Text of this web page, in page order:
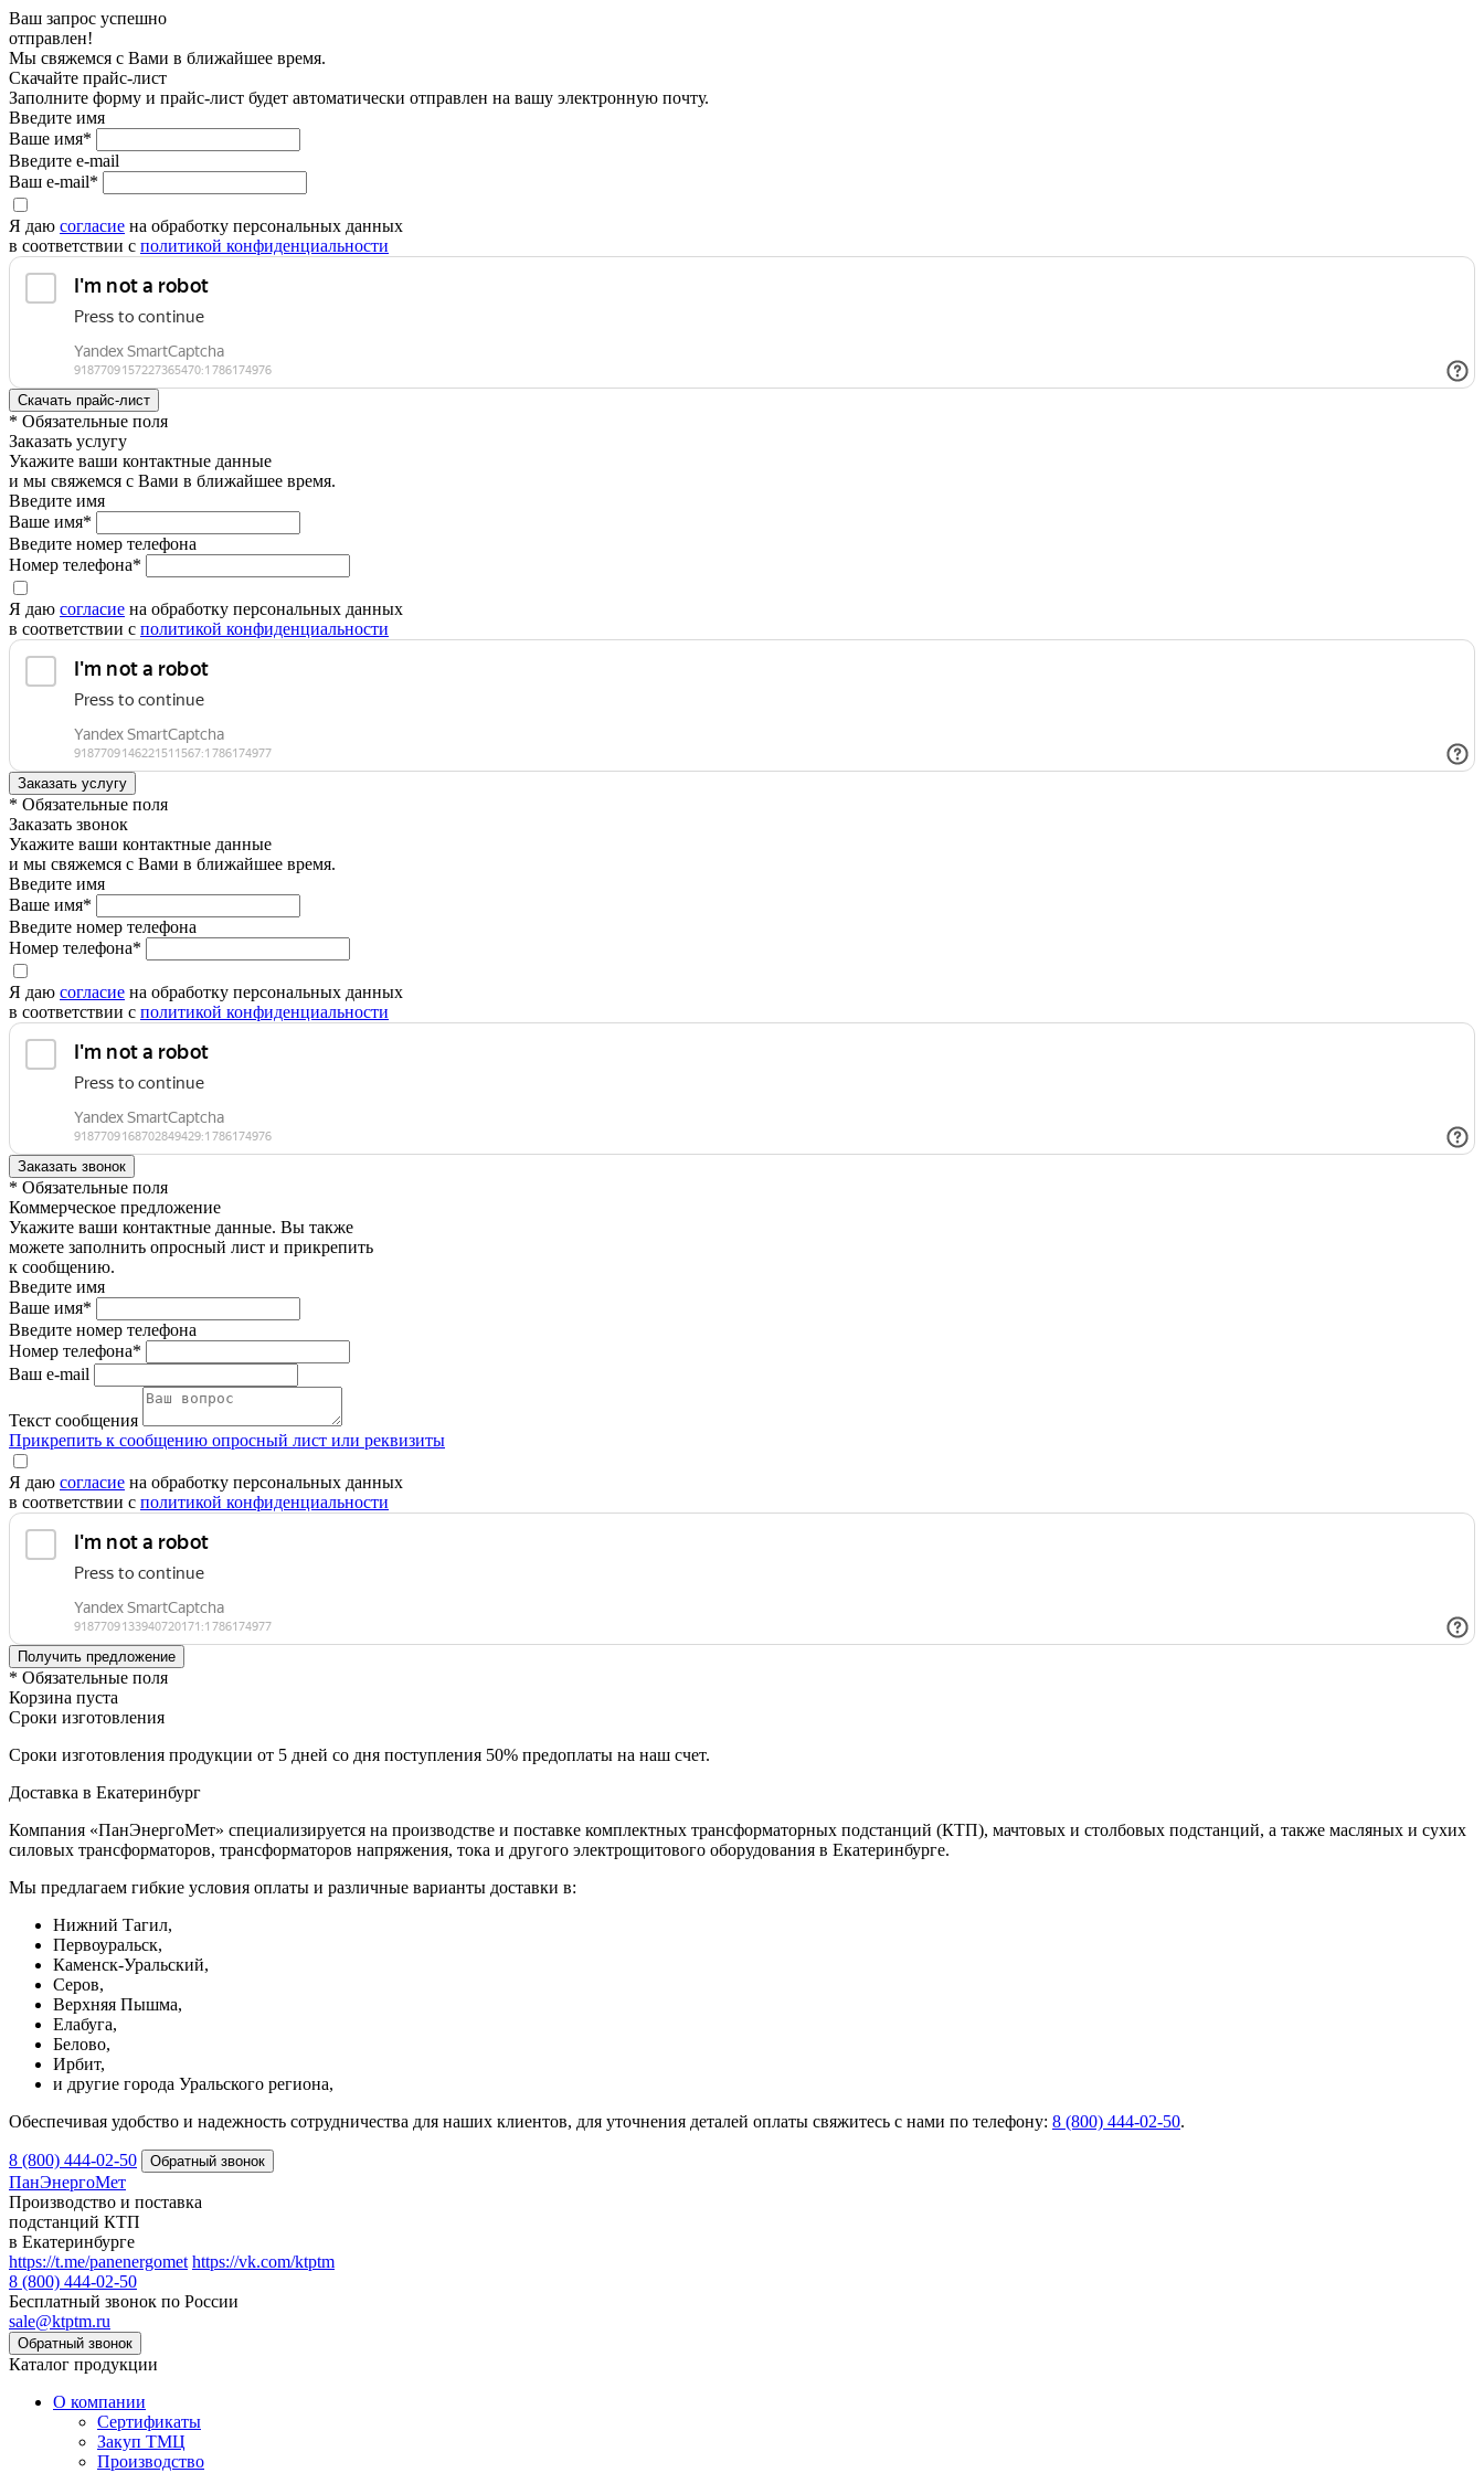
Ваш запрос успешно
отправлен!
Мы свяжемся с Вами в ближайшее время.
Скачайте прайс-лист
Заполните форму и прайс-лист будет автоматически отправлен на вашу электронную почту.
Введите имя
Ваше имя*
Введите e-mail
Ваш e-mail*
Я даю согласие на обработку персональных данных
в соответствии с политикой конфиденциальности
* Обязательные поля
Заказать услугу
Укажите ваши контактные данные
и мы свяжемся с Вами в ближайшее время.
Введите имя
Ваше имя*
Введите номер телефона
Номер телефона*
Я даю согласие на обработку персональных данных
в соответствии с политикой конфиденциальности
* Обязательные поля
Заказать звонок
Укажите ваши контактные данные
и мы свяжемся с Вами в ближайшее время.
Введите имя
Ваше имя*
Введите номер телефона
Номер телефона*
Я даю согласие на обработку персональных данных
в соответствии с политикой конфиденциальности
* Обязательные поля
Коммерческое предложение
Укажите ваши контактные данные. Вы также
можете заполнить опросный лист и прикрепить
к сообщению.
Введите имя
Ваше имя*
Введите номер телефона
Номер телефона*
Ваш e-mail
Текст сообщения
Прикрепить к сообщению опросный лист или реквизиты
Я даю согласие на обработку персональных данных
в соответствии с политикой конфиденциальности
* Обязательные поля
Корзина пуста
Сроки изготовления
Сроки изготовления продукции от 5 дней со дня поступления 50% предоплаты на наш счет.
Доставка в Екатеринбург
Компания «ПанЭнергоМет» специализируется на производстве и поставке комплектных трансформаторных подстанций (КТП), мачтовых и столбовых подстанций, а также масляных и сухих
силовых трансформаторов, трансформаторов напряжения, тока и другого электрощитового оборудования в Екатеринбурге.
Мы предлагаем гибкие условия оплаты и различные варианты доставки в:
Нижний Тагил,
Первоуральск,
Каменск-Уральский,
Серов,
Верхняя Пышма,
Елабуга,
Белово,
Ирбит,
и другие города Уральского региона,
Обеспечивая удобство и надежность сотрудничества для наших клиентов, для уточнения деталей оплаты свяжитесь с нами по телефону: 8 (800) 444-02-50.
8 (800) 444-02-50
ПанЭнергоМет
Производство и поставка
подстанций КТП
в Екатеринбурге
https://t.me/panenergomet https://vk.com/ktptm
8 (800) 444-02-50
Бесплатный звонок по России
sale@ktptm.ru
Каталог продукции
О компании
Сертификаты
Закуп ТМЦ
Производство